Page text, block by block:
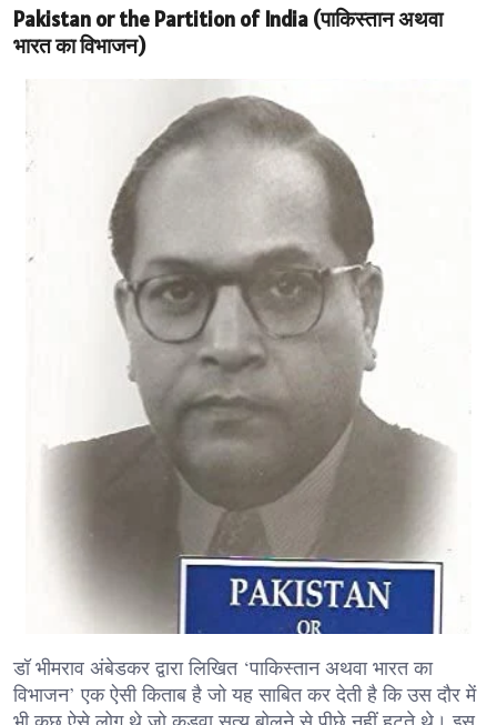
Pakistan or the Partition of India (पाकिस्तान अथवा
भारत का विभाजन)
डॉ भीमराव अंबेडकर द्वारा लिखित ‘पाकिस्तान अथवा भारत का
विभाजन’ एक ऐसी किताब है जो यह साबित कर देती है कि उस दौर में